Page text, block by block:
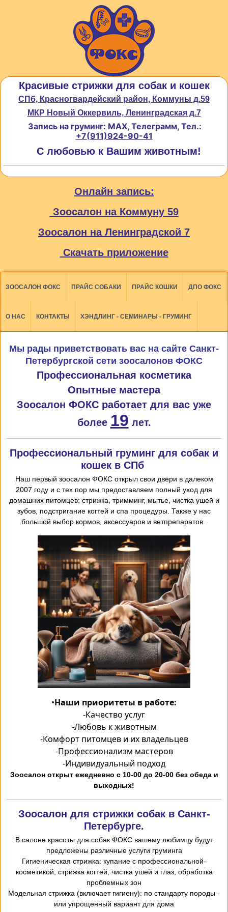
Красивые стрижки для собак и кошек
СПб, Красногвардейский район, Коммуны д.59
МКР Новый Оккервиль, Ленинградская д.7
Запись на груминг: MAX, Телеграмм, Тел.:
+7(911)924-90-41
С любовью к Вашим животным!
Онлайн запись:
Зоосалон на Коммуну 59
Зоосалон на Ленинградской 7
Скачать приложение
ЗООСАЛОН ФОКС ПРАЙС СОБАКИ ПРАЙС КОШКИ ДПО ФОКС
О НАС КОНТАКТЫ ХЭНДЛИНГ - СЕМИНАРЫ - ГРУМИНГ
Мы рады приветствовать вас на сайте Санкт-
Петербургской сети зоосалонов ФОКС
Профессиональная косметика
Опытные мастера
Зоосалон ФОКС работает для вас уже
более 19 лет.
Профессиональный груминг для собак и
кошек в СПб
Наш первый зоосалон ФОКС открыл свои двери в далеком
2007 году и с тех пор мы предоставляем полный уход для
домашних питомцев: стрижка, тримминг, мытье, чистка ушей и
зубов, подстригание когтей и спа процедуры. Также у нас
большой выбор кормов, аксессуаров и ветпрепаратов.
•Наши приоритеты в работе:
-Качество услуг
-Любовь к животным
-Комфорт питомцев и их владельцев
-Профессионализм мастеров
-Индивидуальный подход
Зоосалон открыт ежедневно с 10-00 до 20-00 без обеда и
выходных!
Зоосалон для стрижки собак в Санкт-
Петербурге.
В салоне красоты для собак ФОКС вашему любимцу будут
предложены различные услуги груминга
-Гигиеническая стрижка: купание с профессиональной
косметикой, стрижка когтей, чистка ушей и глаз, обработка
проблемных зон
- Модельная стрижка (включает гигиену): по стандарту породы
или упрощенный вариант для дома